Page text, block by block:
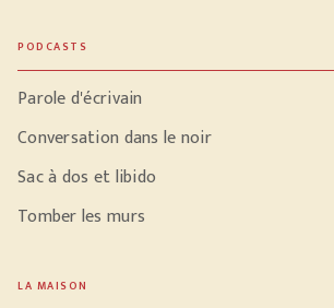
PODCASTS
Parole d'écrivain
Conversation dans le noir
Sac à dos et libido
Tomber les murs
LA MAISON